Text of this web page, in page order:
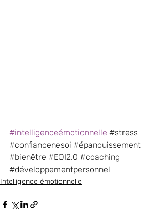
#intelligenceémotionnelle #stress
#confiancenesoi #épanouissement
#bienêtre #EQI2.0 #coaching
#développementpersonnel
Intelligence émotionnelle